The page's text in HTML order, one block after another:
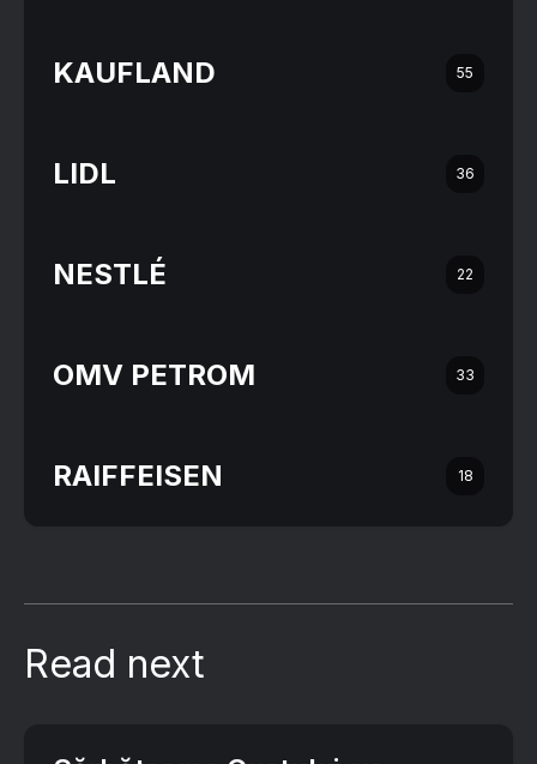
KAUFLAND 55
LIDL 36
NESTLÉ 22
OMV PETROM 33
RAIFFEISEN 18
Read next